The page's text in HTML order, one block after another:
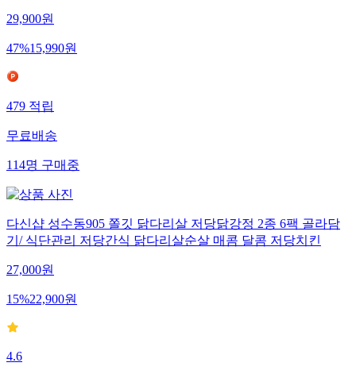
29,900원
47%15,990원
479적립
무료배송
114명구매중
다신샵 성수동905 쫄깃 닭다리살 저당닭강정 2종 6팩 골라담
기/ 식단관리 저당간식 닭다리살순살 매콤 달콤 저당치킨
27,000원
15%22,900원
4.6